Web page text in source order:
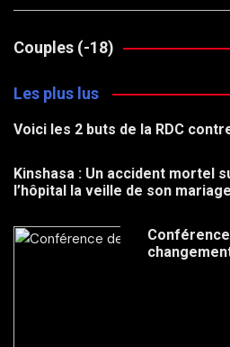
Couples (-18)
Les plus lus
Voici les 2 buts de la RDC
Kinshasa : Un accident mortel
l’hôpital la veille de son